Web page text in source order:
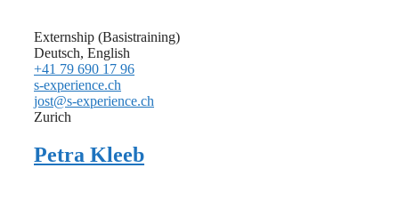
Externship (Basistraining)
Deutsch, English
+41 79 690 17 96
s-experience.ch
jost@s-experience.ch
Zurich
Petra Kleeb